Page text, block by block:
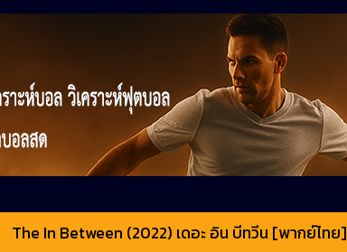
The In Between (2022) เดอะ อิน บีทวีน [พากย์ไทย]